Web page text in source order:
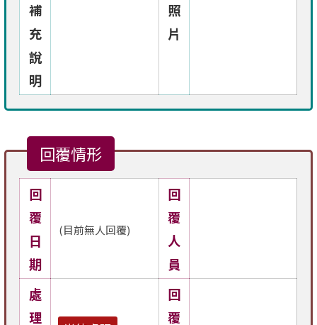
補
充
說
明
照
片
回覆情形
回
覆
日
期
(目前無人回覆)
回
覆
人
員
處
理
回
覆